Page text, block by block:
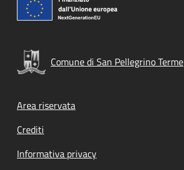
Comune di San Pellegrino Terme
Footer menu
Area riservata
Crediti
Informativa privacy